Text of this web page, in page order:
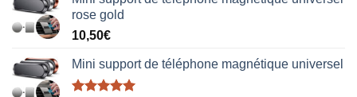
rose gold
10,50€
Mini support de téléphone magnétique universel